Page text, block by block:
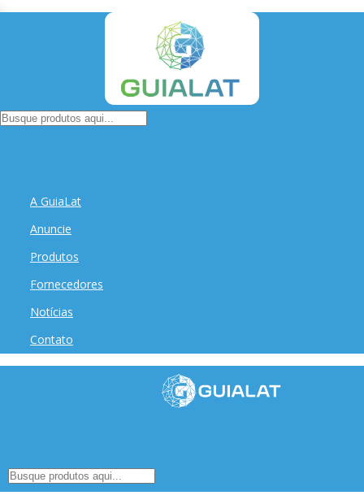
A GuiaLat
Anuncie
Produtos
Fornecedores
Notícias
Contato